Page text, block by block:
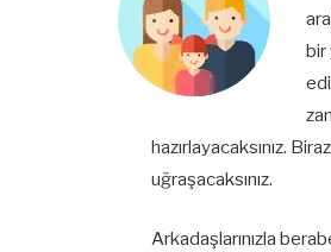
bir
hazırlayacaksınız.
uğraşacaksınız.
Arkadaşlarınızla